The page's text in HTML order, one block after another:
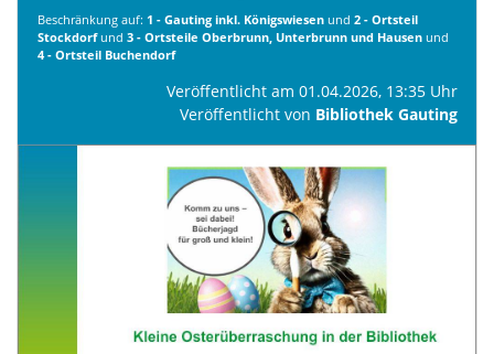
Beschränkung auf: 1 - Gauting inkl. Königswiesen und 2 - Ortsteil
Stockdorf und 3 - Ortsteile Oberbrunn, Unterbrunn und Hausen und
4 - Ortsteil Buchendorf
Veröffentlicht am 01.04.2026, 13:35 Uhr
Veröffentlicht von Bibliothek Gauting